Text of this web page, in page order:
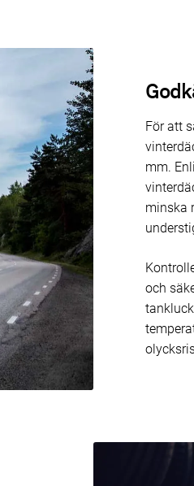
För att
mm.
minska
och